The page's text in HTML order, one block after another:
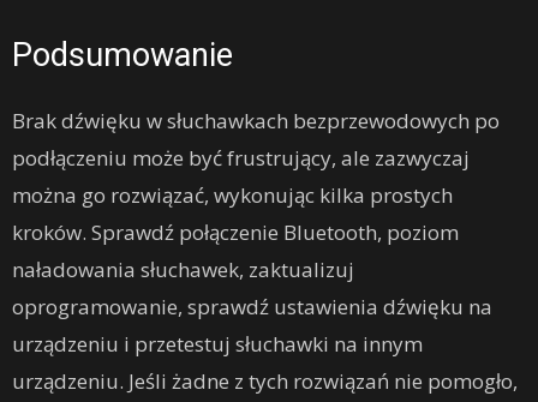
Podsumowanie
Brak dźwięku w słuchawkach bezprzewodowych po
podłączeniu może być frustrujący, ale zazwyczaj
można go rozwiązać, wykonując kilka prostych
kroków. Sprawdź połączenie Bluetooth, poziom
naładowania słuchawek, zaktualizuj
oprogramowanie, sprawdź ustawienia dźwięku na
urządzeniu i przetestuj słuchawki na innym
urządzeniu. Jeśli żadne z tych rozwiązań nie pomogło,